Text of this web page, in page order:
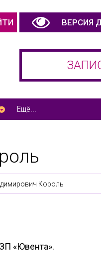
ВЕРСИЯ
Ещё...
Король
«Ювента».